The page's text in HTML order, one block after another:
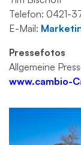
Telefon: 0421-
E-Mail:
Pressefotos
Allgemeine
www.cambio-